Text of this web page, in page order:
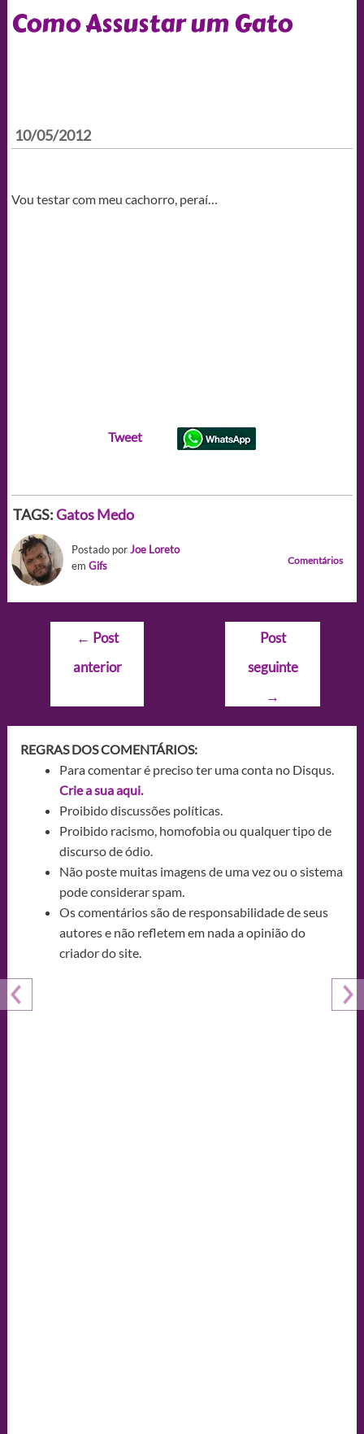
Como Assustar um Gato
10/05/2012
Vou testar com meu cachorro, peraí…
Tweet
TAGS:GatosMedo
Postado porJoe Loreto
em Gifs Comentários
Navegação
Post
← Post
anterior
Post
seguinte
→
REGRAS DOS COMENTÁRIOS:
Para comentar é preciso ter uma conta no Disqus.
Crie a sua aqui.
Proibido discussões políticas.
Proibido racismo, homofobia ou qualquer tipo de
discurso de ódio.
Não poste muitas imagens de uma vez ou o sistema
pode considerar spam.
Os comentários são de responsabilidade de seus
autores e não refletem em nada a opinião do
criador do site.